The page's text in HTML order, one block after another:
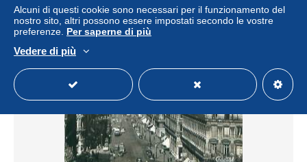
Stato Professionale
Alcuni di questi cookie sono necessari per il funzionamento del
nostro sito, altri possono essere impostati secondo le vostre
preferenze. Per saperne di più
Vedere di più